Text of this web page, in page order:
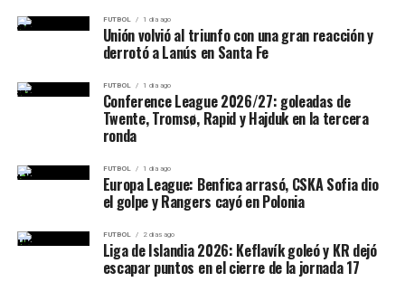
Queda por ver si este nuevo viraje en política exterior
consolidará apoyos o generará divisiones dentro de su
propio partido, donde aún persisten sectores
neoconservadores que consideran a Siria una amenaza
estratégica para la seguridad de Israel y los intereses
estadounidenses en la región.
FUTBOL 1 día ago
Unión volvió al triunfo con una gran reacción y
derrotó a Lanús en Santa Fe
FUTBOL 1 día ago
Conference League 2026/27: goleadas de
Twente, Tromsø, Rapid y Hajduk en la tercera
ronda
FUTBOL 1 día ago
Europa League: Benfica arrasó, CSKA Sofia dio
el golpe y Rangers cayó en Polonia
FUTBOL 2 días ago
Liga de Islandia 2026: Keflavík goleó y KR dejó
escapar puntos en el cierre de la jornada 17